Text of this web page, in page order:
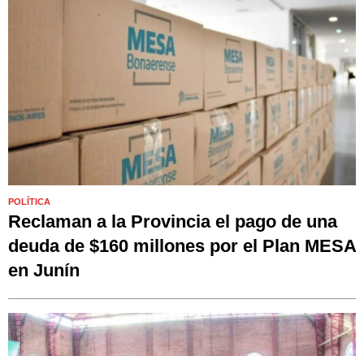
POLÍTICA
Reclaman a la Provincia el pago de una
deuda de $160 millones por el Plan MESA
en Junín